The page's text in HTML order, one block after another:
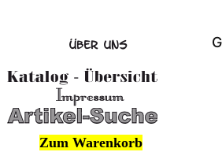
Zum Warenkorb